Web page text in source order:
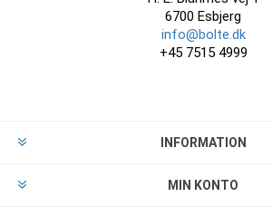
6700 Esbjerg
info@bolte.dk
+45 7515 4999
INFORMATION
MIN KONTO